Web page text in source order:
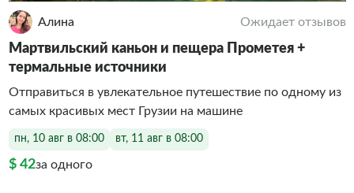
Алина Ожидает отзывов
Мартвильский каньон и пещера Прометея +
термальные источники
Отправиться в увлекательное путешествие по одному из
самых красивых мест Грузии на машине
пн, 10 авг в 08:00 вт, 11 авг в 08:00
$ 42за одного